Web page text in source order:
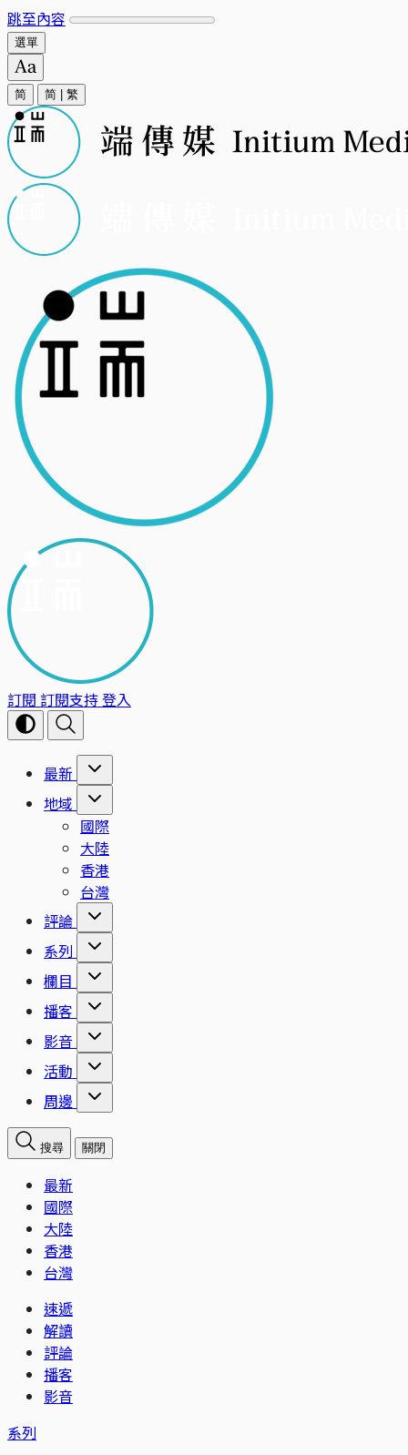
跳至內容
選單
简 简 繁
訂閱 訂閱支持登入
最新
地域
國際
大陸
香港
台灣
評論
系列
欄目
播客
影音
活動
周邊
搜尋 關閉
最新
國際
大陸
香港
台灣
速遞
解讀
評論
播客
影音
系列